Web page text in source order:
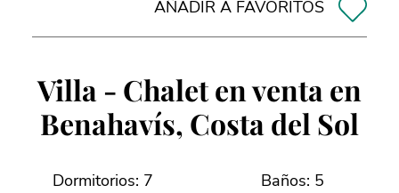
AÑADIR A FAVORITOS
Villa - Chalet en venta en
Benahavís, Costa del Sol
Dormitorios: 7
Baños: 5